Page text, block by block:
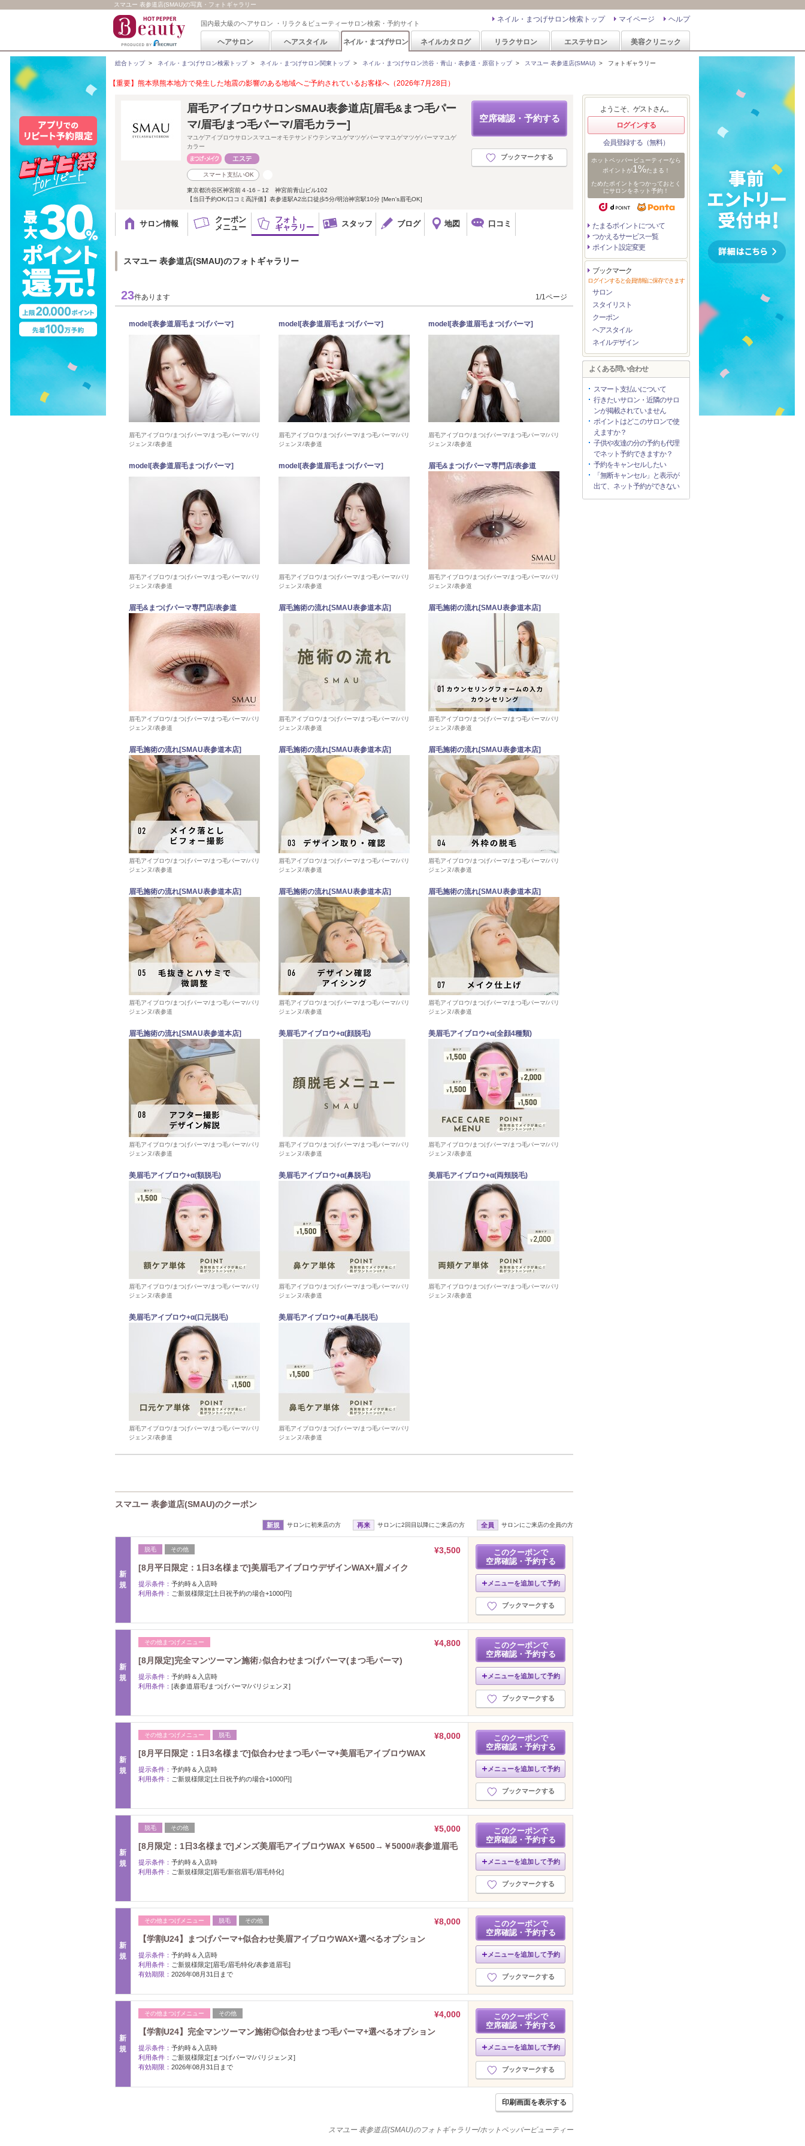
スマユー 表参道店(SMAU)の写真・フォトギャラリー
国内最大級のヘアサロン ・リラク＆ビューティーサロン検索・予約サイト ヘルプ
マイページ
ネイル・まつげサロン検索トップ
ヘアサロン ヘアスタイル ネイル・まつげサロン ネイルカタログ リラクサロン エステサロン 美容クリニック
総合トップ> ネイル・まつげサロン検索トップ> ネイル・まつげサロン関東トップ> ネイル・まつげサロン渋谷・青山・表参道・原宿トップ> スマユー 表参道店(SMAU) > フォトギャラリー
【重要】熊本県熊本地方で発生した地震の影響のある地域へご予約されているお客様へ（2026年7月28日）
空席確認・予約する
ブックマークする
眉毛アイブロウサロンSMAU表参道店[眉毛&まつ毛パー
マ/眉毛/まつ毛パーマ/眉毛カラー]
マユゲアイブロウサロンスマユーオモテサンドウテンマユゲマツゲパーママユゲマツゲパーママユゲ
カラー
スマート支払いOK
東京都渋谷区神宮前４‐16－12 神宮前青山ビル102
【当日予約OK/口コミ高評価】表参道駅A2出口徒歩5分/明治神宮駅10分 [Men's眉毛OK]
サロン情報
クーポン
メニュー
フォト
ギャラリー
スタッフ ブログ 地図 口コミ
スマユー 表参道店(SMAU)のフォトギャラリー
23件あります 1/1ページ
model[表参道眉毛まつげパーマ]
眉毛アイブロウ/まつげパーマ/まつ毛パーマ/パリ
ジェンヌ/表参道
model[表参道眉毛まつげパーマ]
眉毛アイブロウ/まつげパーマ/まつ毛パーマ/パリ
ジェンヌ/表参道
model[表参道眉毛まつげパーマ]
眉毛アイブロウ/まつげパーマ/まつ毛パーマ/パリ
ジェンヌ/表参道
model[表参道眉毛まつげパーマ]
眉毛アイブロウ/まつげパーマ/まつ毛パーマ/パリ
ジェンヌ/表参道
model[表参道眉毛まつげパーマ]
眉毛アイブロウ/まつげパーマ/まつ毛パーマ/パリ
ジェンヌ/表参道
眉毛&まつげパーマ専門店/表参道
眉毛アイブロウ/まつげパーマ/まつ毛パーマ/パリ
ジェンヌ/表参道
眉毛&まつげパーマ専門店/表参道
眉毛アイブロウ/まつげパーマ/まつ毛パーマ/パリ
ジェンヌ/表参道
眉毛施術の流れ[SMAU表参道本店]
眉毛アイブロウ/まつげパーマ/まつ毛パーマ/パリ
ジェンヌ/表参道
眉毛施術の流れ[SMAU表参道本店]
眉毛アイブロウ/まつげパーマ/まつ毛パーマ/パリ
ジェンヌ/表参道
眉毛施術の流れ[SMAU表参道本店]
眉毛アイブロウ/まつげパーマ/まつ毛パーマ/パリ
ジェンヌ/表参道
眉毛施術の流れ[SMAU表参道本店]
眉毛アイブロウ/まつげパーマ/まつ毛パーマ/パリ
ジェンヌ/表参道
眉毛施術の流れ[SMAU表参道本店]
眉毛アイブロウ/まつげパーマ/まつ毛パーマ/パリ
ジェンヌ/表参道
眉毛施術の流れ[SMAU表参道本店]
眉毛アイブロウ/まつげパーマ/まつ毛パーマ/パリ
ジェンヌ/表参道
眉毛施術の流れ[SMAU表参道本店]
眉毛アイブロウ/まつげパーマ/まつ毛パーマ/パリ
ジェンヌ/表参道
眉毛施術の流れ[SMAU表参道本店]
眉毛アイブロウ/まつげパーマ/まつ毛パーマ/パリ
ジェンヌ/表参道
眉毛施術の流れ[SMAU表参道本店]
眉毛アイブロウ/まつげパーマ/まつ毛パーマ/パリ
ジェンヌ/表参道
美眉毛アイブロウ+α(顔脱毛)
眉毛アイブロウ/まつげパーマ/まつ毛パーマ/パリ
ジェンヌ/表参道
美眉毛アイブロウ+α(全顔4種類)
眉毛アイブロウ/まつげパーマ/まつ毛パーマ/パリ
ジェンヌ/表参道
美眉毛アイブロウ+α(額脱毛)
眉毛アイブロウ/まつげパーマ/まつ毛パーマ/パリ
ジェンヌ/表参道
美眉毛アイブロウ+α(鼻脱毛)
眉毛アイブロウ/まつげパーマ/まつ毛パーマ/パリ
ジェンヌ/表参道
美眉毛アイブロウ+α(両頬脱毛)
眉毛アイブロウ/まつげパーマ/まつ毛パーマ/パリ
ジェンヌ/表参道
美眉毛アイブロウ+α(口元脱毛)
眉毛アイブロウ/まつげパーマ/まつ毛パーマ/パリ
ジェンヌ/表参道
美眉毛アイブロウ+α(鼻毛脱毛)
眉毛アイブロウ/まつげパーマ/まつ毛パーマ/パリ
ジェンヌ/表参道
スマユー 表参道店(SMAU)のクーポン
新規 サロンに初来店の方 再来 サロンに2回目以降にご来店の方 全員 サロンにご来店の全員の方
新
規
脱毛 その他
¥3,500
[8月平日限定：1日3名様まで]美眉毛アイブロウデザインWAX+眉メイク
提示条件： 予約時＆入店時
利用条件： ご新規様限定[土日祝予約の場合+1000円]
このクーポンで
空席確認・予約する
メニューを追加して予約
ブックマークする
新
規
その他まつげメニュー
¥4,800
[8月限定]完全マンツーマン施術♪似合わせまつげパーマ(まつ毛パーマ)
提示条件： 予約時＆入店時
利用条件： [表参道眉毛/まつげパーマ/パリジェンヌ]
このクーポンで
空席確認・予約する
メニューを追加して予約
ブックマークする
新
規
その他まつげメニュー 脱毛
¥8,000
[8月平日限定：1日3名様まで]似合わせまつ毛パーマ+美眉毛アイブロウWAX
提示条件： 予約時＆入店時
利用条件： ご新規様限定[土日祝予約の場合+1000円]
このクーポンで
空席確認・予約する
メニューを追加して予約
ブックマークする
新
規
脱毛 その他
¥5,000
[8月限定：1日3名様まで]メンズ美眉毛アイブロウWAX ￥6500→￥5000#表参道眉毛
提示条件： 予約時＆入店時
利用条件： ご新規様限定[眉毛/新宿眉毛/眉毛特化]
このクーポンで
空席確認・予約する
メニューを追加して予約
ブックマークする
新
規
その他まつげメニュー 脱毛 その他
¥8,000
【学割U24】まつげパーマ+似合わせ美眉アイブロウWAX+選べるオプション
提示条件： 予約時＆入店時
利用条件： ご新規様限定[眉毛/眉毛特化/表参道眉毛]
有効期限： 2026年08月31日まで
このクーポンで
空席確認・予約する
メニューを追加して予約
ブックマークする
新
規
その他まつげメニュー その他
¥4,000
【学割U24】完全マンツーマン施術◎似合わせまつ毛パーマ+選べるオプション
提示条件： 予約時＆入店時
利用条件： ご新規様限定[まつげパーマ/パリジェンヌ]
有効期限： 2026年08月31日まで
このクーポンで
空席確認・予約する
メニューを追加して予約
ブックマークする
印刷画面を表示する
スマユー 表参道店(SMAU)のフォトギャラリー/ホットペッパービューティー
ようこそ、ゲストさん。
ログインする
会員登録する（無料）
ホットペッパービューティーなら
ポイントが1%たまる！
ためたポイントをつかっておとく
にサロンをネット予約！
たまるポイントについて
つかえるサービス一覧
ポイント設定変更
ブックマーク
ログインすると会員情報に保存できます
サロン
スタイリスト
クーポン
ヘアスタイル
ネイルデザイン
よくある問い合わせ
スマート支払いについて
行きたいサロン・近隣のサロ
ンが掲載されていません
ポイントはどこのサロンで使
えますか？
子供や友達の分の予約も代理
でネット予約できますか？
予約をキャンセルしたい
「無断キャンセル」と表示が
出て、ネット予約ができない